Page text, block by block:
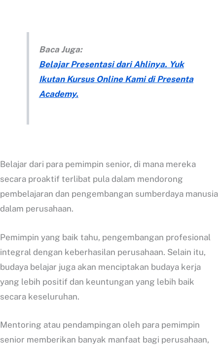
Baca Juga:
Belajar Presentasi dari Ahlinya. Yuk
Ikutan Kursus Online Kami di Presenta
Academy.
Belajar dari para pemimpin senior, di mana mereka
secara proaktif terlibat pula dalam mendorong
pembelajaran dan pengembangan sumberdaya manusia
dalam perusahaan.
Pemimpin yang baik tahu, pengembangan profesional
integral dengan keberhasilan perusahaan. Selain itu,
budaya belajar juga akan menciptakan budaya kerja
yang lebih positif dan keuntungan yang lebih baik
secara keseluruhan.
Mentoring atau pendampingan oleh para pemimpin
senior memberikan banyak manfaat bagi perusahaan,